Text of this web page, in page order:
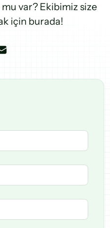
var? Ekibimiz size
için burada!